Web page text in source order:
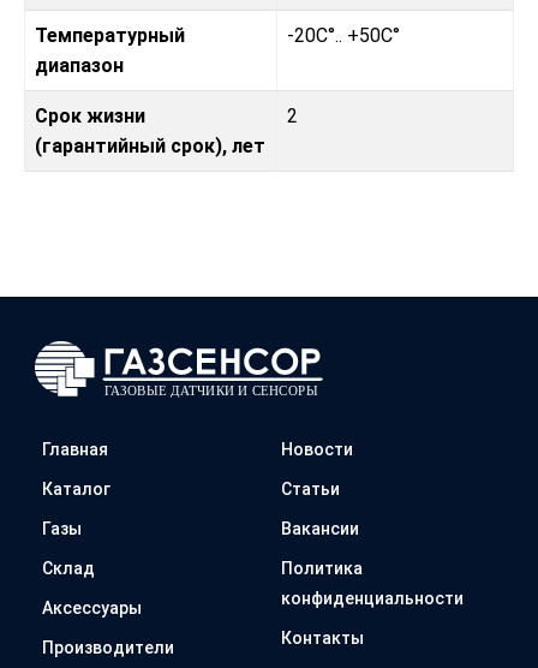
Температурный
диапазон
-20C°.. +50C°
Срок жизни
(гарантийный срок), лет
2
Главная
Каталог
Газы
Склад
Аксессуары
Производители
Новости
Статьи
Вакансии
Политика
конфиденциальности
Контакты